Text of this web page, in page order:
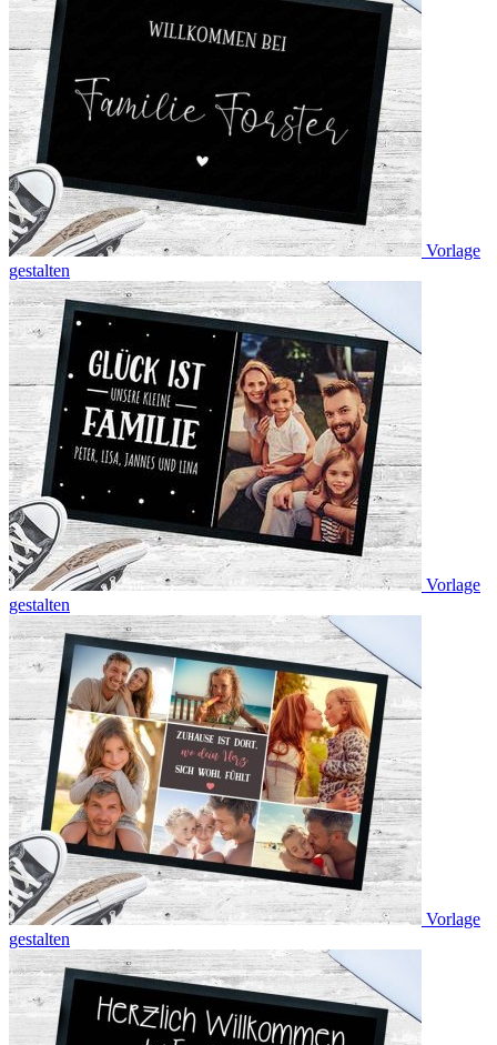
Vorlage
gestalten
Vorlage
gestalten
Vorlage
gestalten